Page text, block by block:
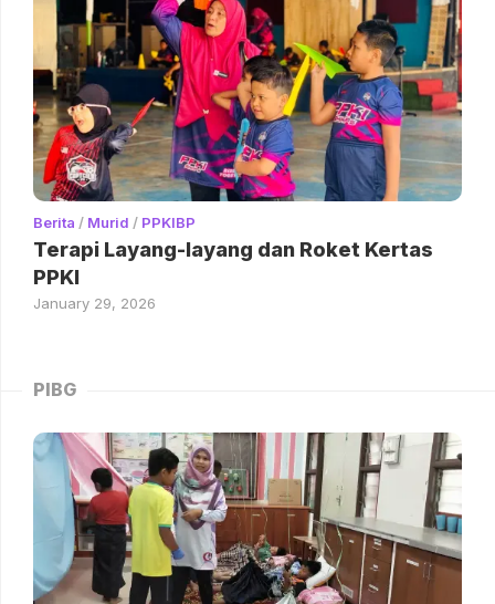
Berita / Murid / PPKIBP
Terapi Layang-layang dan Roket Kertas
PPKI
January 29, 2026
PIBG